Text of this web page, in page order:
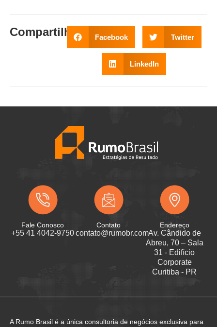
Compartilhe: Facebook Twitter
LinkedIn
Fale Conosco
+55 41 4042-9750
Contato
contato@rumobr.com
Endereço
Av. Cândido de
Abreu, 70 – Sala
31 - Edifício
Corporate
Curitiba - PR
A Rumo Brasil é a única consultoria de negócios exclusiva para